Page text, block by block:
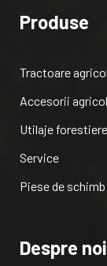
Produse
Tractoare
Accesorii
Utilaje forestiere
Service
Piese de schimb
Despre noi